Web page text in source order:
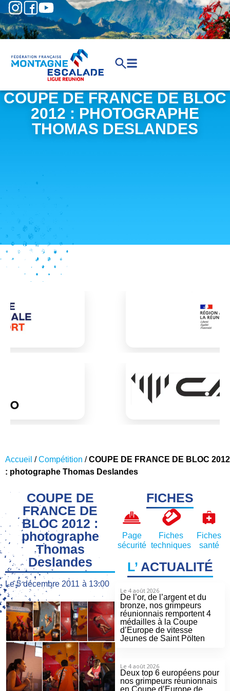
COUPE DE FRANCE DE BLOC
2012 : PHOTOGRAPHE
THOMAS DESLANDES
Accueil /Compétition /COUPE DE FRANCE DE BLOC 2012
: photographe Thomas Deslandes
COUPE DE
FRANCE DE
BLOC 2012 :
photographe
Thomas
Deslandes
Le 5 décembre 2011 à 13:00
FICHES
Page
sécurité
Fiches
techniques
Fiches
santé
L’ACTUALITÉ
Le 4 août 2026
De l’or, de l’argent et du
bronze, nos grimpeurs
réunionnais remportent 4
médailles à la Coupe
d’Europe de vitesse
Jeunes de Saint Pölten
Le 4 août 2026
Deux top 6 européens pour
nos grimpeurs réunionnais
en Coupe d’Europe de